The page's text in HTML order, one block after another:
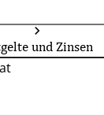
und Zinsen